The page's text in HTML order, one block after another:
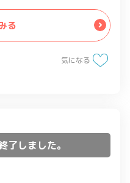
「やりたいこと」を実
うえ、ワイヤーフレーム
へ落とし込みます。場
案の提示を行います。
ルがあれば問題ありま
る
気になる
了しました。